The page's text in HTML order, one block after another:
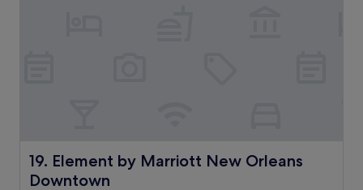
19. Element by Marriott New Orleans
Downtown
Element by Marriott New Orleans Downtown